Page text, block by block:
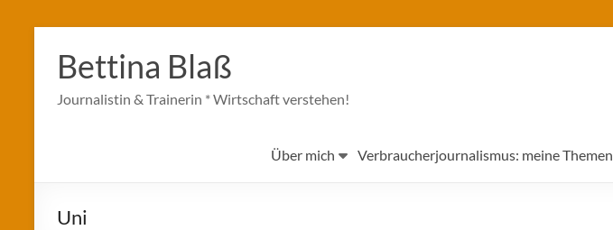
Inhalt
springen
Bettina Blaß
Journalistin & Trainerin * Wirtschaft verstehen!
Über mich Verbraucherjournalismus: meine Themen
Uni